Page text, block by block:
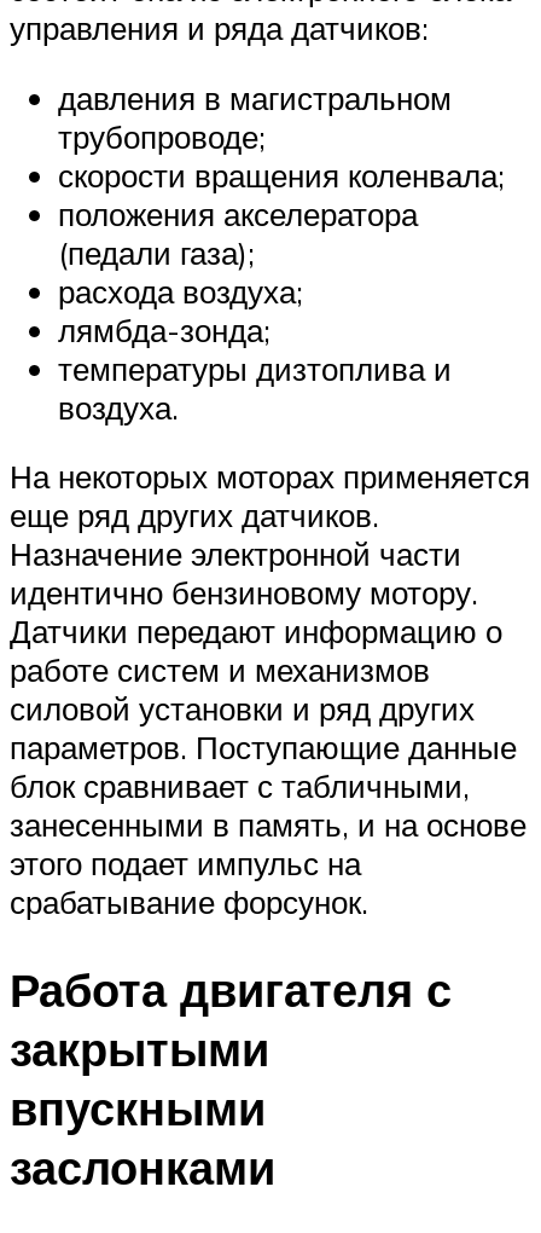
управления и ряда датчиков:
давления в магистральном
трубопроводе;
скорости вращения коленвала;
положения акселератора
(педали газа);
расхода воздуха;
лямбда-зонда;
температуры дизтоплива и
воздуха.
На некоторых моторах применяется
еще ряд других датчиков.
Назначение электронной части
идентично бензиновому мотору.
Датчики передают информацию о
работе систем и механизмов
силовой установки и ряд других
параметров. Поступающие данные
блок сравнивает с табличными,
занесенными в память, и на основе
этого подает импульс на
срабатывание форсунок.
Работа двигателя с
закрытыми
впускными
заслонками